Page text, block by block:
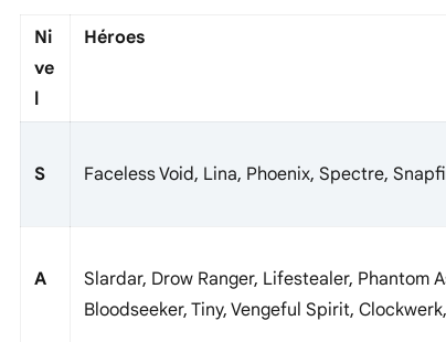
Ni
ve
l
Héroes
S Faceless Void, Lina, Phoenix, Spectre,
A
Slardar, Drow Ranger, Lifestealer, Phantom
Bloodseeker, Tiny, Vengeful Spirit,